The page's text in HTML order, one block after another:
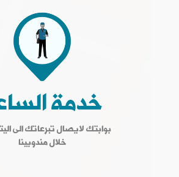
خدمة
بوابتك لايصال تبرعاتك الى
خلال مندوبينا